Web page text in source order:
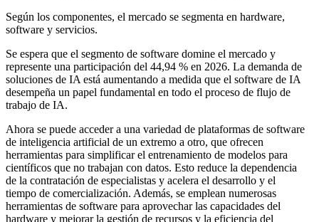
Según los componentes, el mercado se segmenta en hardware,
software y servicios.
Se espera que el segmento de software domine el mercado y
represente una participación del 44,94 % en 2026. La demanda de
soluciones de IA está aumentando a medida que el software de IA
desempeña un papel fundamental en todo el proceso de flujo de
trabajo de IA.
Ahora se puede acceder a una variedad de plataformas de software
de inteligencia artificial de un extremo a otro, que ofrecen
herramientas para simplificar el entrenamiento de modelos para
científicos que no trabajan con datos. Esto reduce la dependencia
de la contratación de especialistas y acelera el desarrollo y el
tiempo de comercialización. Además, se emplean numerosas
herramientas de software para aprovechar las capacidades del
hardware y mejorar la gestión de recursos y la eficiencia del